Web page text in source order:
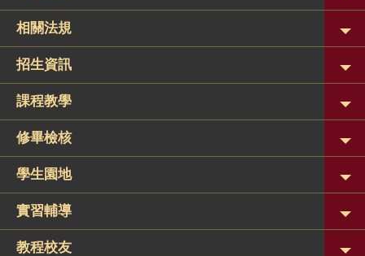
相關法規
招生資訊
課程教學
修畢檢核
學生園地
實習輔導
教程校友